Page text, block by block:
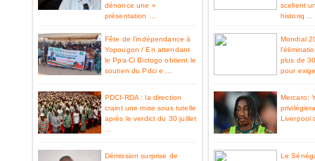
dénonce une «
présentation ...
Fête de l’indépendance à
Yopougon / En attendant
le Ppa-Ci Bictogo obtient le
soutien du Pdci e ...
PDCI-RDA : la direction
craint une mise sous tutelle
après le verdict du 30 juillet
Démission surprise de
scellent
historiq ...
Mondial
plus de
pour
Mercato:
Liverpool
Le